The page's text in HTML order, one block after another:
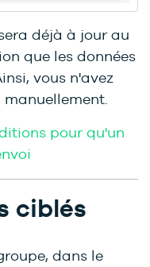
déjà à jour au
que les données
vous n'avez
pour qu'un
ciblés
dans le